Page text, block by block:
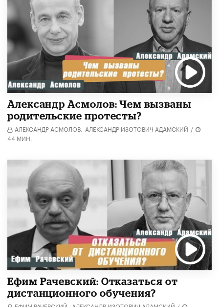
Александр Асмолов: Чем вызваны
родительские протесты?
АЛЕКСАНДР АСМОЛОВ, АЛЕКСАНДР ИЗОТОВИЧ АДАМСКИЙ /
44 МИН.
Ефим Рачевский: Отказаться от
дистанционного обучения?